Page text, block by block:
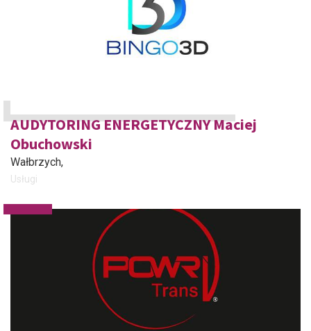
AUDYTORING ENERGETYCZNY Maciej
Obuchowski
Wałbrzych,
Usługi